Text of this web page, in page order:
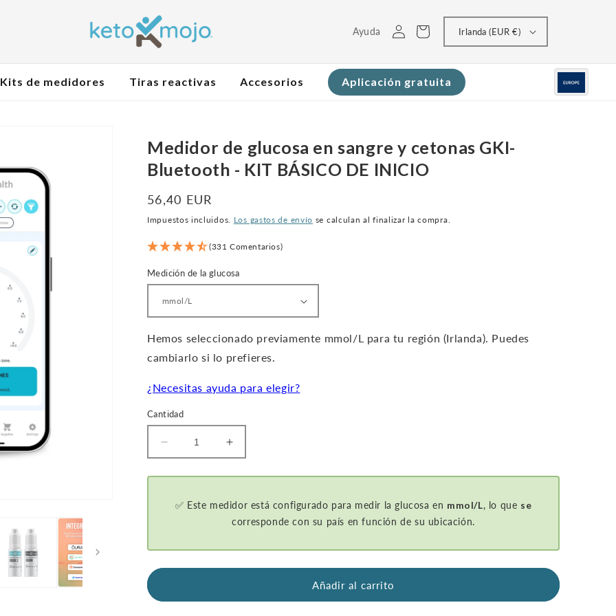
AyudaConectarseCarrito Irlanda (EUR €)
Kits de medidores Tiras reactivas Accesorios Aplicación gratuita
Medidor de glucosa en sangre y cetonas GKI-
Bluetooth - KIT BÁSICO DE INICIO
Precio
normal
56,40 EUR
Impuestos incluidos. Los gastos de envío se calculan al finalizar la compra.
(331 Comentarios)
Medición de la glucosa
Hemos seleccionado previamente mmol/L para tu región (Irlanda). Puedes
cambiarlo si lo prefieres.
¿Necesitas ayuda para elegir?
Cantidad
Disminuir
la
cantidad
GKI-
de
Aumentar
la
cantidad
GKI-
Bluetooth
de
✅ Este medidor está configurado para medir la glucosa en mmol/L, lo que se
corresponde con su país en función de su ubicación.
Añadir al carrito